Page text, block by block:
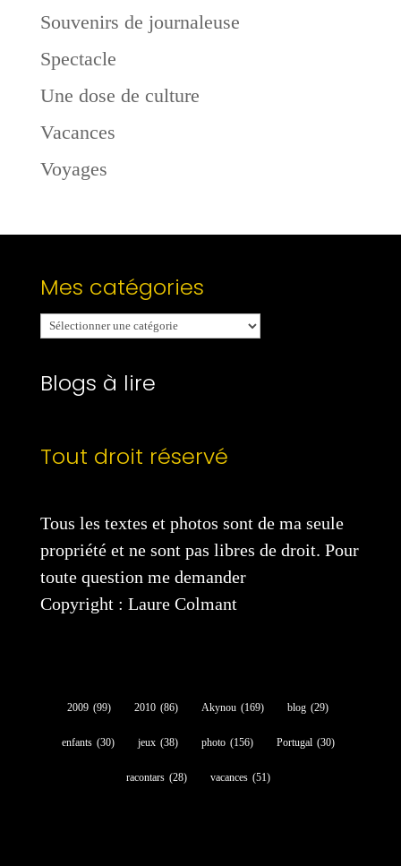
Souvenirs de journaleuse
Spectacle
Une dose de culture
Vacances
Voyages
Mes catégories
Mes
catégories
Blogs à lire
Tout droit réservé
Tous les textes et photos sont de ma seule
propriété et ne sont pas libres de droit. Pour
toute question me demander
Copyright : Laure Colmant
2009 (99) 2010 (86) Akynou (169) blog (29)
enfants (30) jeux (38) photo (156) Portugal (30)
racontars (28) vacances (51)